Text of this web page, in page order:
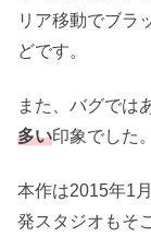
リア移動でブラ
どです。
また、バグでは
多い印象でした。
本作は2015年1
発スタジオもそ